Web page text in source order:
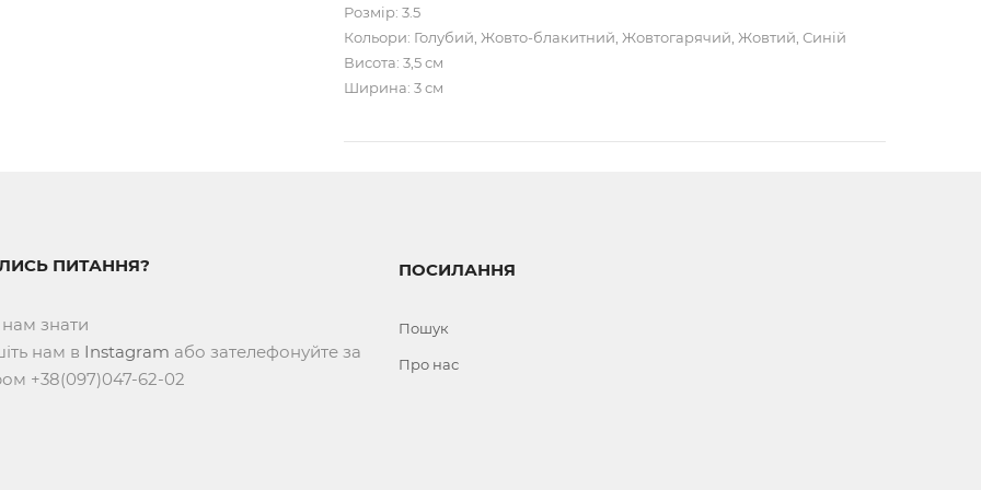
Розмір: 3.5
Кольори: Голубий, Жовто-блакитний, Жовтогарячий, Жовтий, Синій
Висота: 3,5 см
Ширина: 3 см
ПИТАННЯ?
знати
нам в Instagram або зателефонуйте за
+38(097)047-62-02
ПОСИЛАННЯ
Пошук
Про нас